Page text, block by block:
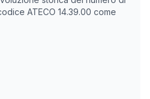
ATECO 14.39.00 come
0